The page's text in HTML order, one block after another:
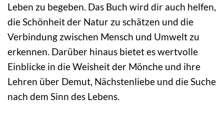
Leben zu begeben. Das Buch wird dir auch helfen,
die Schönheit der Natur zu schätzen und die
Verbindung zwischen Mensch und Umwelt zu
erkennen. Darüber hinaus bietet es wertvolle
Einblicke in die Weisheit der Mönche und ihre
Lehren über Demut, Nächstenliebe und die Suche
nach dem Sinn des Lebens.